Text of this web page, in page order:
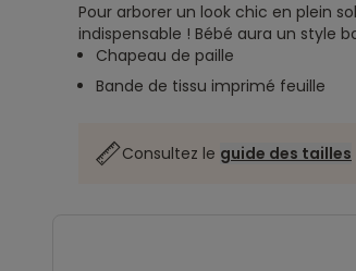
Pour arborer un look chic en plein
indispensable ! Bébé aura un style
Chapeau de paille
Bande de tissu imprimé feuille
Consultez le guide des tailles